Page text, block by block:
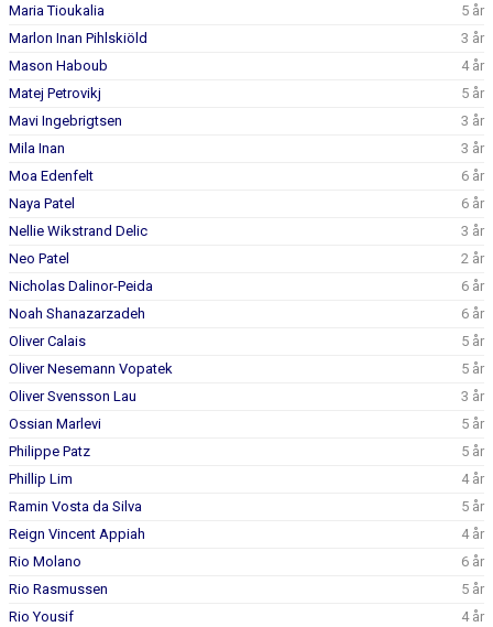
Maria Tioukalia
5 år
Marlon Inan Pihlskiöld
3 år
Mason Haboub
4 år
Matej Petrovikj
5 år
Mavi Ingebrigtsen
3 år
Mila Inan
3 år
Moa Edenfelt
6 år
Naya Patel
6 år
Nellie Wikstrand Delic
3 år
Neo Patel
2 år
Nicholas Dalinor-Peida
6 år
Noah Shanazarzadeh
6 år
Oliver Calais
5 år
Oliver Nesemann Vopatek
5 år
Oliver Svensson Lau
3 år
Ossian Marlevi
5 år
Philippe Patz
5 år
Phillip Lim
4 år
Ramin Vosta da Silva
5 år
Reign Vincent Appiah
4 år
Rio Molano
6 år
Rio Rasmussen
5 år
Rio Yousif
4 år